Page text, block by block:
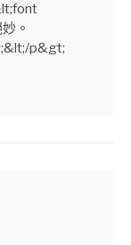
。
p&gt;